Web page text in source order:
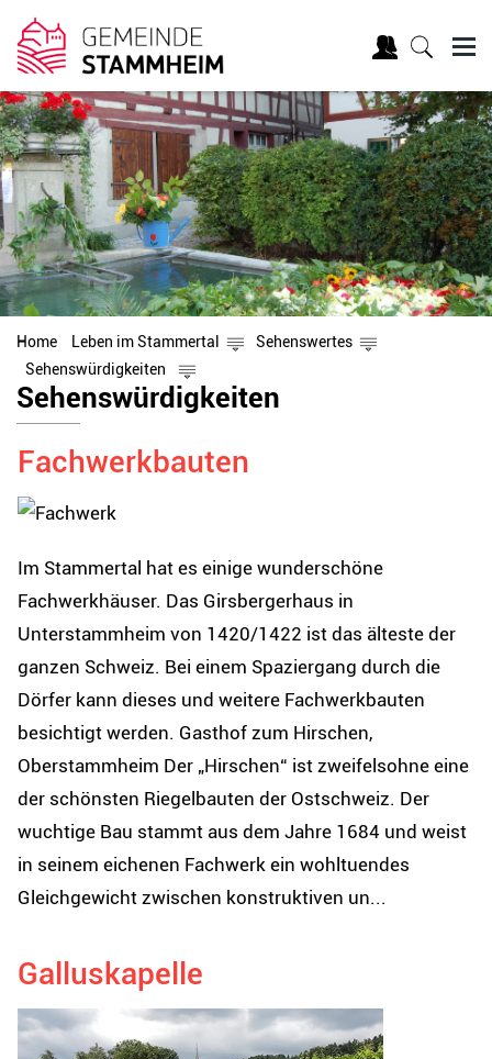
Home Leben im Stammertal
Sehenswertes
Sehenswürdigkeiten
Inhalt
Sehenswürdigkeiten
Fachwerkbauten
Im Stammertal hat es einige wunderschöne
Fachwerkhäuser. Das Girsbergerhaus in
Unterstammheim von 1420/1422 ist das älteste der
ganzen Schweiz. Bei einem Spaziergang durch die
Dörfer kann dieses und weitere Fachwerkbauten
besichtigt werden. Gasthof zum Hirschen,
Oberstammheim Der „Hirschen“ ist zweifelsohne eine
der schönsten Riegelbauten der Ostschweiz. Der
wuchtige Bau stammt aus dem Jahre 1684 und weist
in seinem eichenen Fachwerk ein wohltuendes
Gleichgewicht zwischen konstruktiven un...
Galluskapelle